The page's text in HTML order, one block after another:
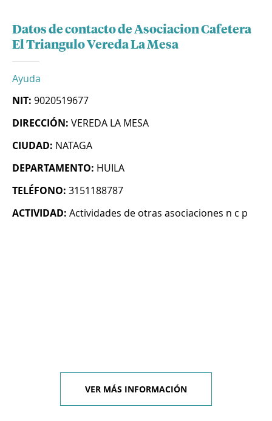
Datos de contacto de Asociacion Cafetera
El Triangulo Vereda La Mesa
Ayuda
NIT: 9020519677
DIRECCIÓN: VEREDA LA MESA
CIUDAD: NATAGA
DEPARTAMENTO: HUILA
TELÉFONO: 3151188787
ACTIVIDAD: Actividades de otras asociaciones n c p
VER MÁS INFORMACIÓN